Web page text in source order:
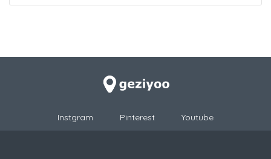
Instgram Pinterest Youtube